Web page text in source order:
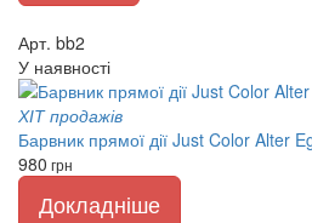
Арт. bb2
У наявності
ХІТ продажів
Барвник прямої дії Just Color Alter
980 грн
Докладніше